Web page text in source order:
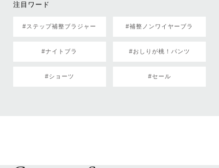
注目ワード
#ステップ補整ブラジャー #補整ノンワイヤーブラ
#ナイトブラ #おしりが桃！パンツ
#ショーツ #セール